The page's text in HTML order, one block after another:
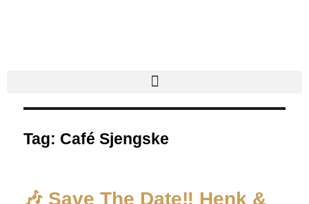
Tag: Café Sjengske
🎶 Save The Date‼️ Henk &